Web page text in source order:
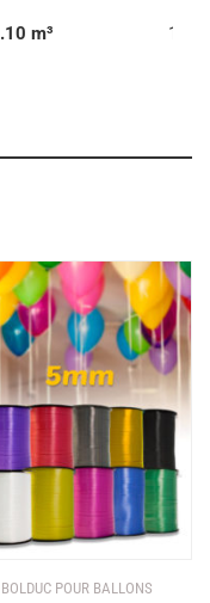
m³
BOLDUC POUR BALLONS